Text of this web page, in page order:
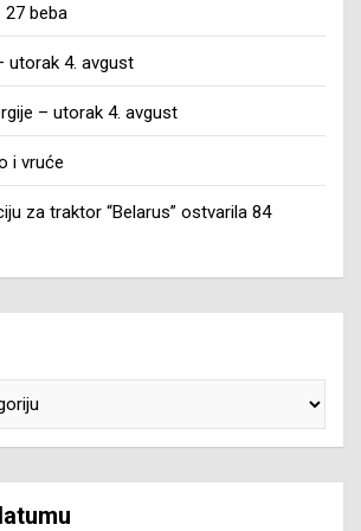
27 beba
utorak 4. avgust
– utorak 4. avgust
i vruće
za traktor “Belarus” ostvarila 84